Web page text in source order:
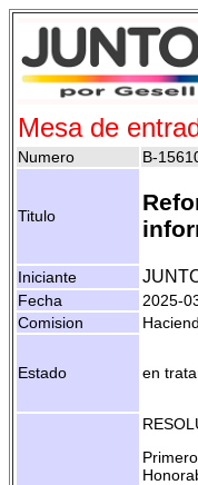
Mesa de
Numero B-
Titulo
Iniciante
Fecha
2025-
Comision
Estado en